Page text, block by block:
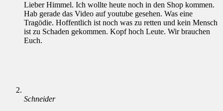
Lieber Himmel. Ich wollte heute noch in den Shop kommen.
Hab gerade das Video auf youtube gesehen. Was eine
Tragödie. Hoffentlich ist noch was zu retten und kein Mensch
ist zu Schaden gekommen. Kopf hoch Leute. Wir brauchen
Euch.
Schneider